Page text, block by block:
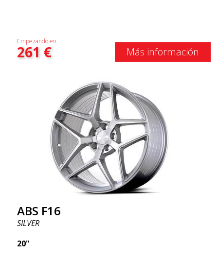
Empezando en:
261 € Más información
ABS F16
SILVER
20"